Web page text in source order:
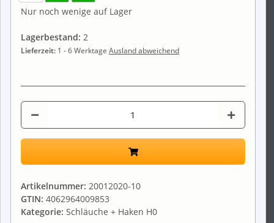
Nur noch wenige auf Lager
Lagerbestand: 2
Lieferzeit: 1 - 6 Werktage Ausland abweichend
Artikelnummer: 20012020-10
GTIN: 4062964009853
Kategorie: Schläuche + Haken H0